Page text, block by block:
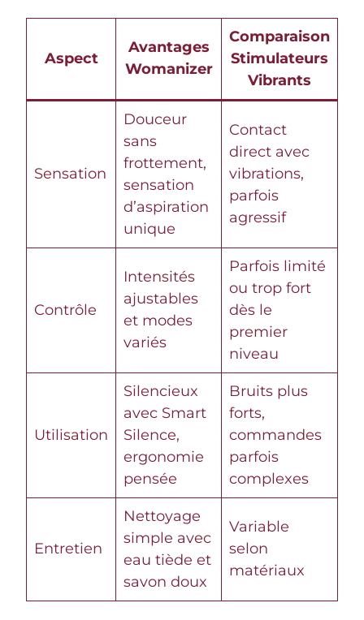
Aspect
Avantages
Womanizer
Comparaison
Stimulateurs
Vibrants
Sensation
Douceur
sans
frottement,
sensation
d’aspiration
unique
Contact
direct avec
vibrations,
parfois
agressif
Contrôle
Intensités
ajustables
et modes
variés
Parfois limité
ou trop fort
dès le
premier
niveau
Utilisation
Silencieux
avec Smart
Silence,
ergonomie
pensée
Bruits plus
forts,
commandes
parfois
complexes
Entretien
Nettoyage
simple avec
eau tiède et
savon doux
Variable
selon
matériaux